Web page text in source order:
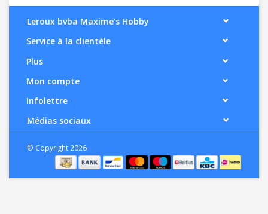
Leroux bvba Maxime's Hobby
Service à la clientèle
Plus
Mon compte
Infolettre
Médias sociaux
© Copyright 2026